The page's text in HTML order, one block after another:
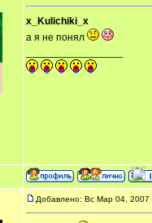
x_Kulichiki_x
а я не понял
Добавлено: Вс Мар 04, 2007